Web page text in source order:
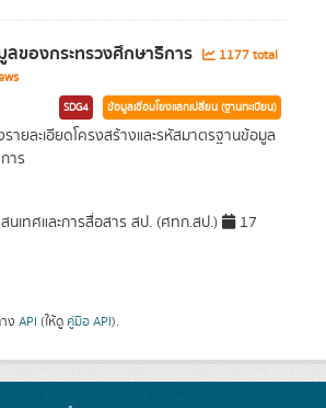
ของกระทรวงศึกษาธิการ
1177 total
SDG4 ข้อมูลเชื่อมโยงแลกเปลี่ยน (ฐานทะเบียน)
ายละเอียดโครงสร้างและรหัสมาตรฐานข้อมูล
าร
นเทศและการสื่อสาร สป. (ศทก.สป.)
17
ง API (ให้ดู คู่มือ API).